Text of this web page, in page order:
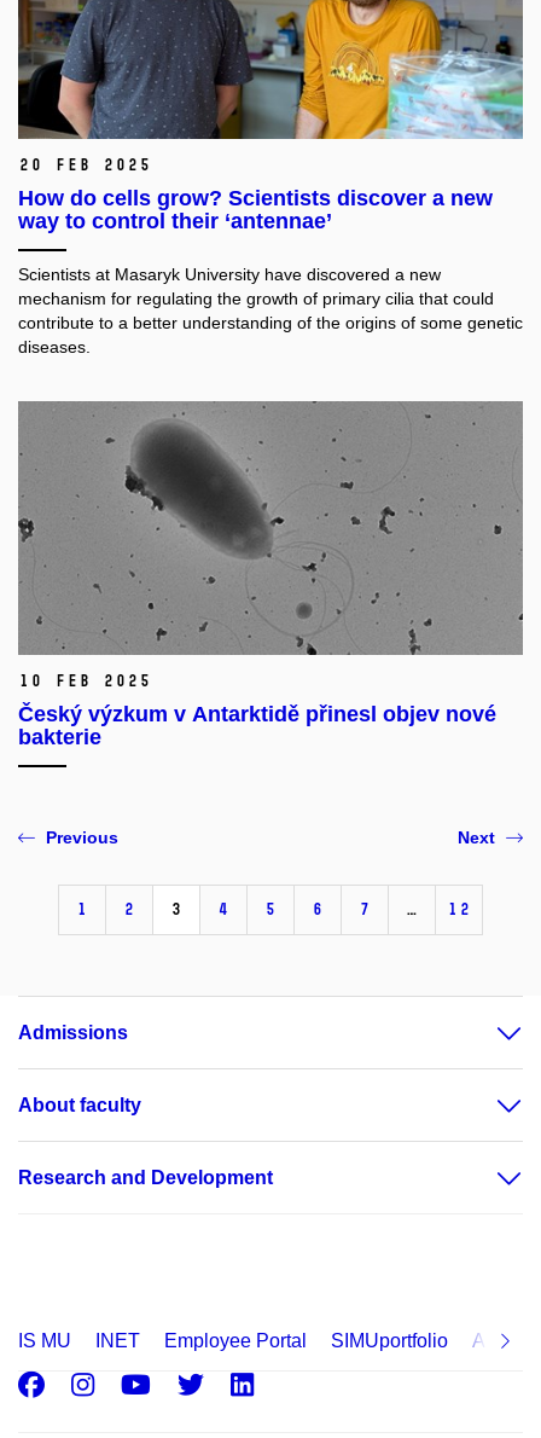
20 Feb 2025
How do cells grow? Scientists discover a new
way to control their ‘antennae’
Scientists at Masaryk University have discovered a new
mechanism for regulating the growth of primary cilia that could
contribute to a better understanding of the origins of some genetic
diseases.
10 Feb 2025
Český výzkum v Antarktidě přinesl objev nové
bakterie
Previous
1 2 3 4 5 6 7 … 12
Next
Admissions
About faculty
Research and Development
IS MU INET Employee Portal SIMUportfolio
Facebook
Instagram
Youtube
Twitter